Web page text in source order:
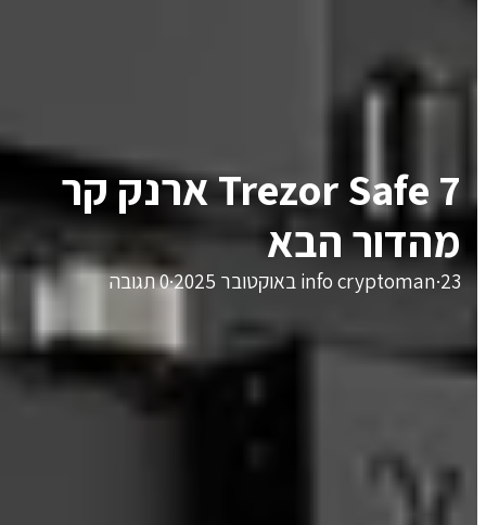
Trezor Safe 7 ארנק קר
מהדור הבא
info cryptoman·23 באוקטובר 2025 ·0 תגובה